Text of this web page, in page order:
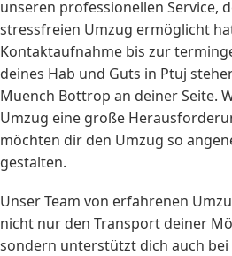
unseren professionellen Service,
stressfreien Umzug ermöglicht
Kontaktaufnahme bis zur
deines Hab und Guts in Ptuj
Muench Bottrop an deiner Seite.
Umzug eine große
möchten dir den Umzug so
gestalten.
Unser Team von erfahrenen
nicht nur den Transport deiner
sondern unterstützt dich auch